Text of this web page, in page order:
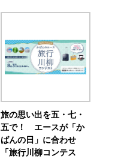
旅の思い出を五・七・
五で！ エースが「か
ばんの日」に合わせ
「旅行川柳コンテス